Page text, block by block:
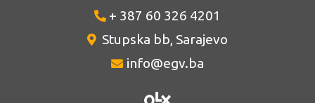
+ 387 60 326 4201
Stupska bb, Sarajevo
info@egv.ba